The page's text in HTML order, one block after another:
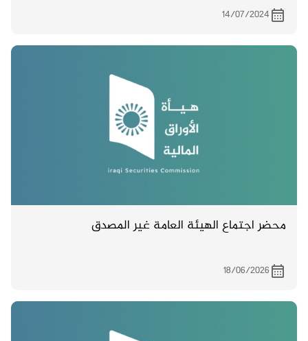
14/07/2024
محضر اجتماع الهيئة العامة غير المصدق
18/06/2026